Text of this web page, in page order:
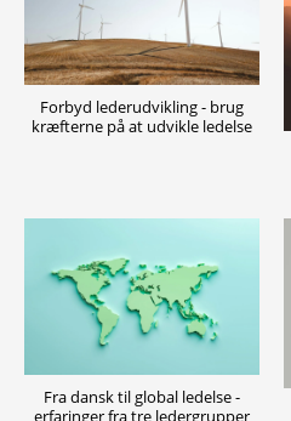
Forbyd lederudvikling - brug
kræfterne på at udvikle ledelse
Fra dansk til global ledelse -
erfaringer fra tre ledergrupper